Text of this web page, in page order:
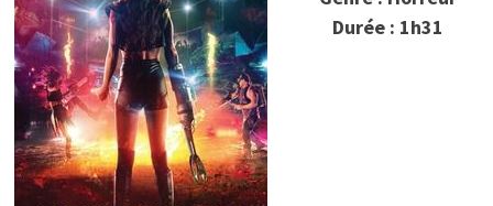
Durée : 1h31